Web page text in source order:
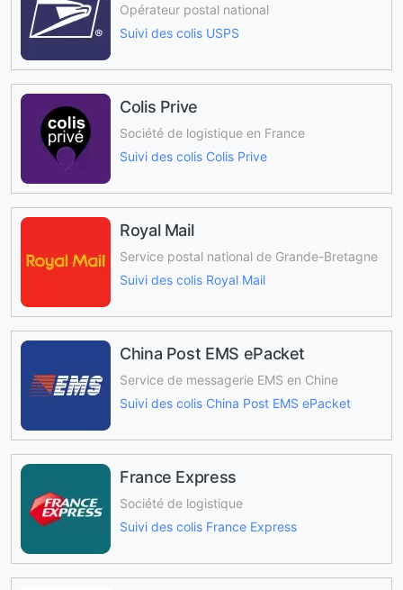
Opérateur postal national
Suivi des colis USPS
Colis Prive
Société de logistique en France
Suivi des colis Colis Prive
Royal Mail
Service postal national de Grande-Bretagne
Suivi des colis Royal Mail
China Post EMS ePacket
Service de messagerie EMS en Chine
Suivi des colis China Post EMS ePacket
France Express
Société de logistique
Suivi des colis France Express